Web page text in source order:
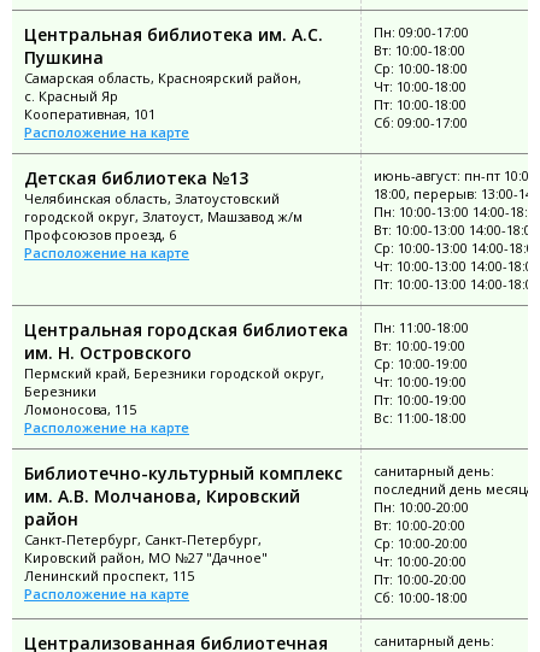
Центральная библиотека им. А.С.
Пушкина
Самарская область, Красноярский район,
с. Красный Яр
Кооперативная, 101
Расположение на карте
Пн: 09:00-17:00
Вт: 10:00-18:00
Ср: 10:00-18:00
Чт: 10:00-18:00
Пт: 10:00-18:00
Сб: 09:00-17:00
Детская библиотека №13
Челябинская область, Златоустовский
городской округ, Златоуст, Машзавод ж/м
Профсоюзов проезд, 6
Расположение на карте
июнь-август: пн-пт 10:00-
18:00, перерыв: 13:00-
Пн: 10:00-13:00 14:00-
Вт: 10:00-13:00 14:00-18:00
Ср: 10:00-13:00 14:00-18:00
Чт: 10:00-13:00 14:00-18:00
Пт: 10:00-13:00 14:00-18:00
Центральная городская библиотека
им. Н. Островского
Пермский край, Березники городской округ,
Березники
Ломоносова, 115
Расположение на карте
Пн: 11:00-18:00
Вт: 10:00-19:00
Ср: 10:00-19:00
Чт: 10:00-19:00
Пт: 10:00-19:00
Вс: 11:00-18:00
Библиотечно-культурный комплекс
им. А.В. Молчанова, Кировский
район
Санкт-Петербург, Санкт-Петербург,
Кировский район, МО №27 "Дачное"
Ленинский проспект, 115
Расположение на карте
санитарный день:
последний день месяца
Пн: 10:00-20:00
Вт: 10:00-20:00
Ср: 10:00-20:00
Чт: 10:00-20:00
Пт: 10:00-20:00
Сб: 10:00-18:00
Централизованная библиотечная
санитарный день: